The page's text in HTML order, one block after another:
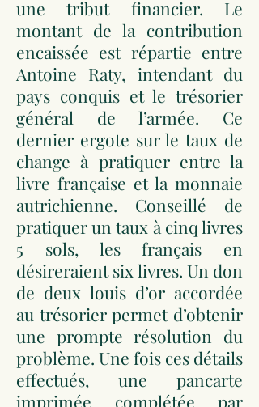
une tribut financier. Le
montant de la contribution
encaissée est répartie entre
Antoine Raty, intendant du
pays conquis et le trésorier
général de l’armée. Ce
dernier ergote sur le taux de
change à pratiquer entre la
livre française et la monnaie
autrichienne. Conseillé de
pratiquer un taux à cinq livres
5 sols, les français en
désireraient six livres. Un don
de deux louis d’or accordée
au trésorier permet d’obtenir
une prompte résolution du
problème. Une fois ces détails
effectués, une pancarte
imprimée complétée par